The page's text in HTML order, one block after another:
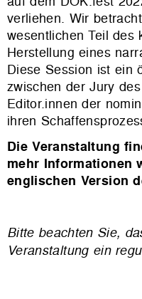
verliehen. Wir
wesentlichen Teil des
Herstellung eines
Diese Session ist ein
zwischen der Jury
Editor.innen der
ihren
Die Veranstaltung
mehr Informationen
englischen Version
Bitte beachten Sie,
Veranstaltung ein